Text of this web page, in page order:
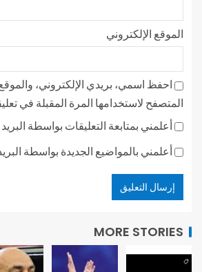
الموقع الإلكتروني
احفظ اسمي، بريدي الإلكتروني،
المتصفح لاستخدامها المرة المقبلة في
أعلمني بمتابعة التعليقات بواسطة البريد
أعلمني بالمواضيع الجديدة بواسطة
MORE STORIES